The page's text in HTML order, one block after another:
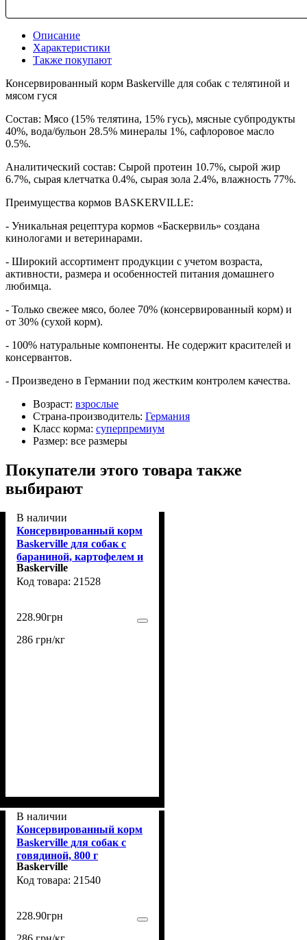
Описание
Характеристики
Также покупают
Консервированный корм Baskerville для собак с телятиной и
мясом гуся
Состав: Мясо (15% телятина, 15% гусь), мясные субпродукты
40%, вода/бульон 28.5% минералы 1%, сафлоровое масло
0.5%.
Аналитический состав: Сырой протеин 10.7%, сырой жир
6.7%, сырая клетчатка 0.4%, сырая зола 2.4%, влажность 77%.
Преимущества кормов BASKERVILLE:
- Уникальная рецептура кормов «Баскервиль» создана
кинологами и ветеринарами.
- Широкий ассортимент продукции с учетом возраста,
активности, размера и особенностей питания домашнего
любимца.
- Только свежее мясо, более 70% (консервированный корм) и
от 30% (сухой корм).
- 100% натуральные компоненты. Не содержит красителей и
консервантов.
- Произведено в Германии под жестким контролем качества.
Возраст: взрослые
Страна-производитель: Германия
Класс корма: суперпремиум
Размер: все размеры
Покупатели этого товара также
выбирают
В наличии
Консервированный корм
Baskerville для собак с
бараниной, картофелем и
тыквой, 800 г
Baskerville
21528
228.90грн
286 грн/кг
В наличии
Консервированный корм
Baskerville для собак с
говядиной, 800 г
Baskerville
21540
228.90грн